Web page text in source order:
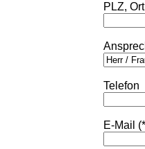
PLZ,
Telefon
E-Mail